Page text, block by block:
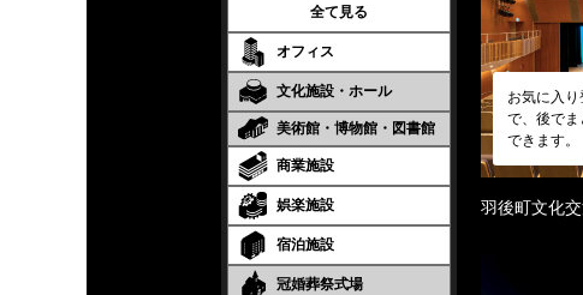
全て見る
オフィス
文化施設・ホール
美術館・博物館・図書館
商業施設
娯楽施設
宿泊施設
冠婚葬祭式場
お気に入
で、後で
できます。
羽後町文化